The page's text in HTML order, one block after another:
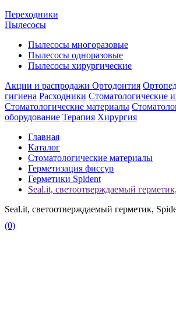
Переходники
Пылесосы
Пылесосы многоразовые
Пылесосы одноразовые
Пылесосы хирургические
Акции и распродажи Ортодонтия
гигиена Расходники Стоматологические
Стоматологические материалы
оборудование Терапия Хирургия
Главная
Каталог
Стоматологические материалы
Герметизация фиссур
Герметики Spident
Seal.it, светоотверждаемый
Seal.it, светоотверждаемый герметик,
(0)